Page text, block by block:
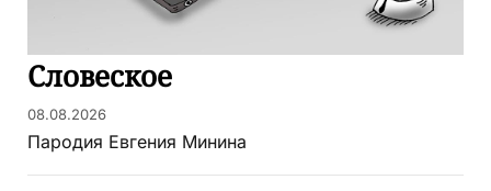
Словеское
08.08.2026
Пародия Евгения Минина